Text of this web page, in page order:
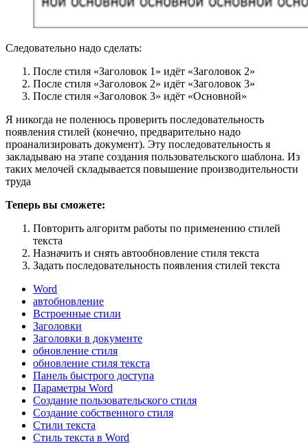
Следовательно надо сделать:
После стиля «Заголовок 1» идёт «Заголовок 2»
После стиля «Заголовок 2» идёт «Заголовок 3»
После стиля «Заголовок 3» идёт «Основной»
Я никогда не поленюсь проверить последовательность
появления стилей (конечно, предварительно надо
проанализировать документ). Эту последовательность я
закладываю на этапе создания пользовательского шаблона. Из
таких мелочей складывается повышение производительности
труда
Теперь вы сможете:
Повторить алгоритм работы по применению стилей
текста
Назначить и снять автообновление стиля текста
Задать последовательность появления стилей текста
Word
автобновление
Встроенные стили
Заголовки
Заголовки в документе
обновление стиля
обновление стиля текста
Панель быстрого доступа
Параметры Word
Создание пользовательского стиля
Создание собственного стиля
Стили текста
Стиль текста в Word